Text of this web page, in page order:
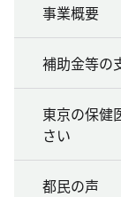
事業概要
補助金等の
東京の保健
さい
都民の声